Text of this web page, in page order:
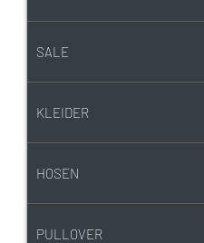
SALE
KLEIDER
HOSEN
PULLOVER